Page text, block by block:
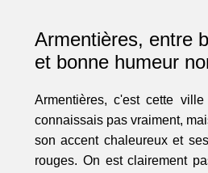
Armentières, entre
et bonne humeur
Armentières, c'est cette
connaissais pas vraiment,
son accent chaleureux et
rouges. On est clairement